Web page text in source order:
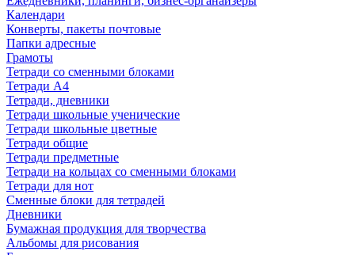
Календари
Конверты, пакеты почтовые
Папки адресные
Грамоты
Тетради со сменными блоками
Тетради А4
Тетради, дневники
Тетради школьные ученические
Тетради школьные цветные
Тетради общие
Тетради предметные
Тетради на кольцах со сменными блоками
Тетради для нот
Сменные блоки для тетрадей
Дневники
Бумажная продукция для творчества
Альбомы для рисования